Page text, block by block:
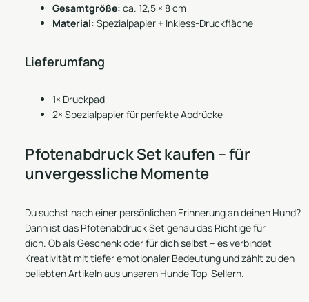
Gesamtgröße: ca. 12,5 × 8 cm
Material: Spezialpapier + Inkless-Druckfläche
Lieferumfang
1× Druckpad
2× Spezialpapier für perfekte Abdrücke
Pfotenabdruck Set kaufen – für
unvergessliche Momente
Du suchst nach einer persönlichen Erinnerung an deinen Hund?
Dann ist das Pfotenabdruck Set genau das Richtige für
dich. Ob als Geschenk oder für dich selbst – es verbindet
Kreativität mit tiefer emotionaler Bedeutung und zählt zu den
beliebten Artikeln aus unseren Hunde Top-Sellern.